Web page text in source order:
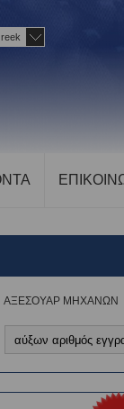
ΑΞΕΣΟΥΑΡ ΜΗΧΑΝΩΝ